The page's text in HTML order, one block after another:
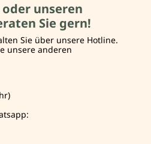
oder unseren
Sie gern!
Sie über unsere Hotline.
unsere anderen